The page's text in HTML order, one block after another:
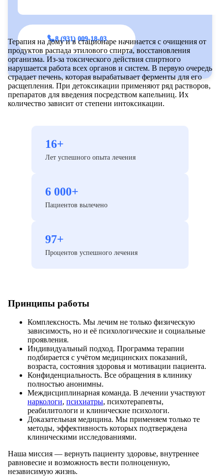
8 (931) 009-18-03
Терапия на дому и в стационаре начинается с очищения от
продуктов распада этилового спирта, восстановления
организма. Из-за токсического действия спиртного
нарушается работа всех органов и систем. В первую очередь
страдает печень, которая вырабатывает ферменты для его
расщепления. При детоксикации применяют ряд растворов,
препаратов для введения посредством капельниц. Их
количество зависит от степени интоксикации.
16+
Лет успешного опыта лечения
6 000+
Пациентов вылечено
97+
Процентов успешного лечения
Принципы работы
Комплексность. Мы лечим не только физическую
зависимость, но и её психологические и социальные
проявления.
Индивидуальный подход. Программа терапии
подбирается с учётом медицинских показаний,
возраста, состояния здоровья и мотивации пациента.
Конфиденциальность. Все обращения в клинику
полностью анонимны.
Междисциплинарная команда. В лечении участвуют
наркологи, психиатры, психотерапевты,
реабилитологи и клинические психологи.
Доказательная медицина. Мы применяем только те
методы, эффективность которых подтверждена
клиническими исследованиями.
Наша миссия — вернуть пациенту здоровье, внутреннее
равновесие и возможность вести полноценную,
независимую жизнь.